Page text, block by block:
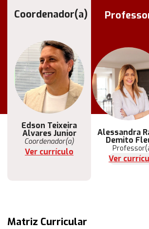
Coordenador(a)
Edson Teixeira
Alvares Junior
Coordenador(a)
Ver currículo
Alessandra
Demito
Ver
Matriz Curricular